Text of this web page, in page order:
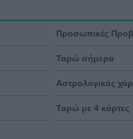
Προσωπικές
Ταρώ σήμερα
Αστρολογικός
Ταρώ με 4 κάρτες